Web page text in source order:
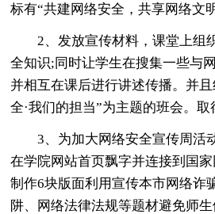
标有“共建网络安全，共享网络文
2、发放宣传材料，课堂上组
全知识;同时让学生在搜集一些与
并相互在课后进行讲述传播。并
全·我们的担当”为主题的班会。取
3、为加大网络安全宣传周活
在学院网站首页飘字并连接到国
制作6块版面利用宣传本市网络诈
阱、网络法律法规等题材避免师